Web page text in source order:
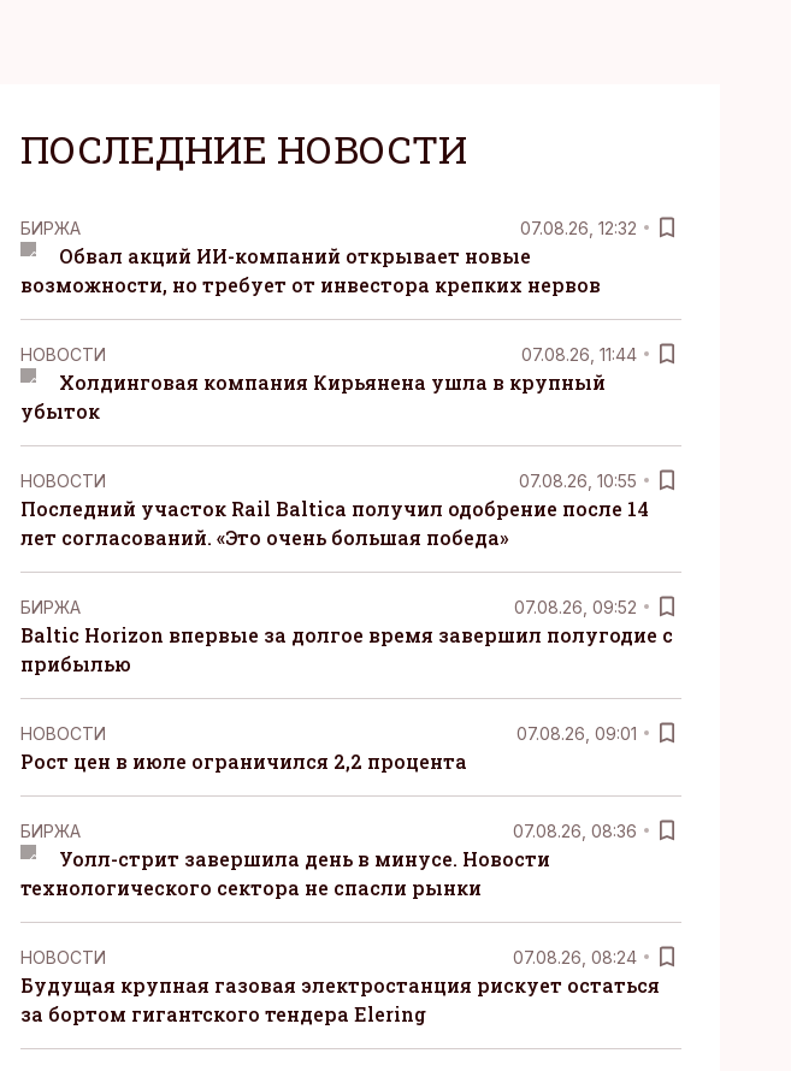
ПОСЛЕДНИЕ НОВОСТИ
БИРЖА 07.08.26, 12:32
Обвал акций ИИ-компаний открывает новые
возможности, но требует от инвестора крепких нервов
НОВОСТИ 07.08.26, 11:44
Холдинговая компания Кирьянена ушла в крупный
убыток
НОВОСТИ 07.08.26, 10:55
Последний участок Rail Baltica получил одобрение после 14
лет согласований. «Это очень большая победа»
БИРЖА 07.08.26, 09:52
Baltic Horizon впервые за долгое время завершил полугодие с
прибылью
НОВОСТИ 07.08.26, 09:01
Рост цен в июле ограничился 2,2 процента
БИРЖА 07.08.26, 08:36
Уолл-стрит завершила день в минусе. Новости
технологического сектора не спасли рынки
НОВОСТИ 07.08.26, 08:24
Будущая крупная газовая электростанция рискует остаться
за бортом гигантского тендера Elering